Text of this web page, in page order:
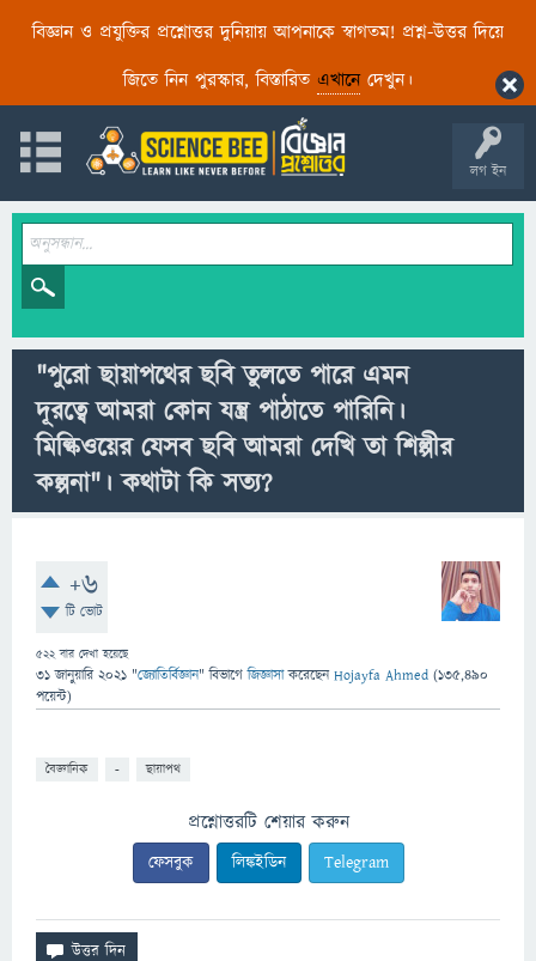
বিজ্ঞান ও প্রযুক্তির প্রশ্নোত্তর দুনিয়ায় আপনাকে স্বাগতম! প্রশ্ন-উত্তর দিয়ে
জিতে নিন পুরস্কার, বিস্তারিত এখানেদেখুন।
লগ ইন
"পুরো ছায়াপথের ছবি তুলতে পারে এমন
দূরত্বে আমরা কোন যন্ত্র পাঠাতে পারিনি।
মিল্কিওয়ের যেসব ছবি আমরা দেখি তা শিল্পীর
কল্পনা"। কথাটা কি সত্য?
+6
টি ভোট
522বার দেখা হয়েছে
31 জানুয়ারি 2021 "জ্যোতির্বিজ্ঞান" বিভাগে জিজ্ঞাসাকরেছেনHojayfa Ahmed (135,490
পয়েন্ট)
বৈজ্ঞানিক - ছায়াপথ
প্রশ্নোত্তরটি শেয়ার করুন
ফেসবুক লিঙ্কইডিন Telegram